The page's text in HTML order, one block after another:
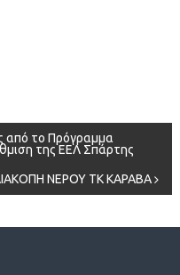
από το Πρόγραμμα
της ΕΕΛ Σπάρτης
ΝΕΡΟΥ ΤΚ ΚΑΡΑΒΑ